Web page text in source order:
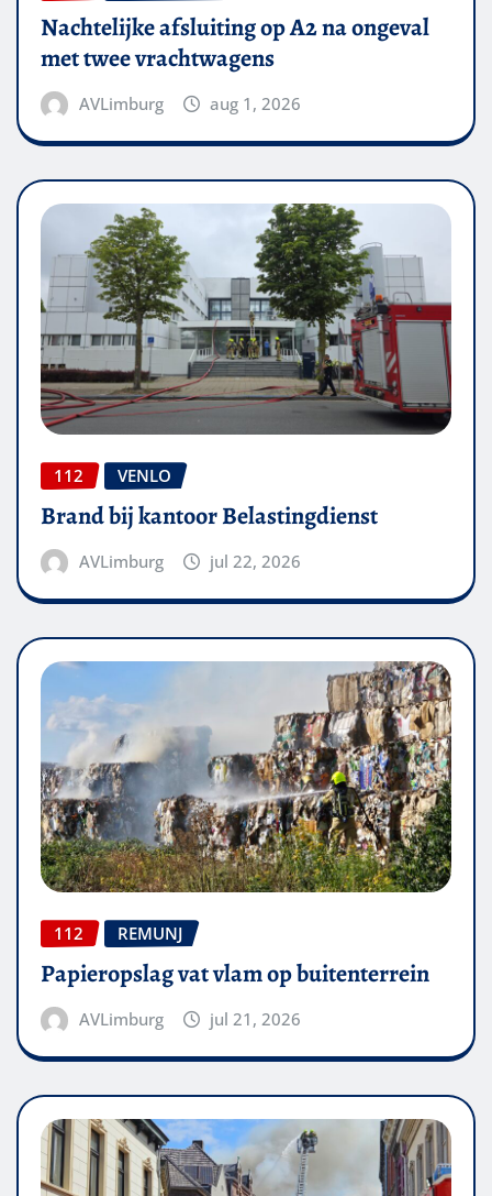
Nachtelijke afsluiting op A2 na ongeval
met twee vrachtwagens
AVLimburg aug 1, 2026
112 VENLO
Brand bij kantoor Belastingdienst
AVLimburg jul 22, 2026
112 REMUNJ
Papieropslag vat vlam op buitenterrein
AVLimburg jul 21, 2026